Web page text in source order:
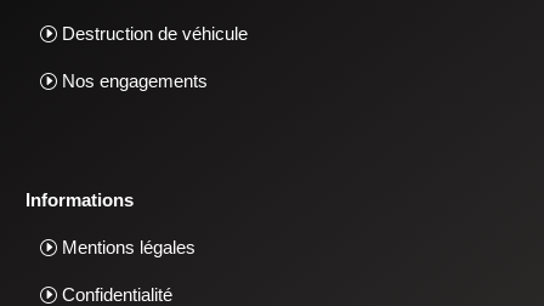
Destruction de véhicule
Nos engagements
Informations
Mentions légales
Confidentialité